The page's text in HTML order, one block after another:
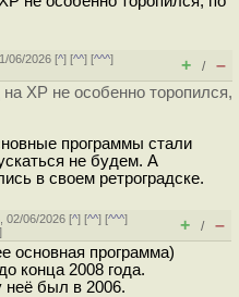
06/2026 [^] [^^] [^^^]
+ / –
XP не особенно торопился,
программы стали
не будем. А
в своем ретроградске.
02/06/2026 [^] [^^] [^^^]
] + / –
основная программа)
конца 2008 года.
был в 2006.